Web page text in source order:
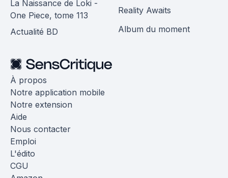
La Naissance de Loki -
One Piece, tome 113
Actualité BD
Reality Awaits
Album du moment
À propos
Notre application mobile
Notre extension
Aide
Nous contacter
Emploi
L'édito
CGU